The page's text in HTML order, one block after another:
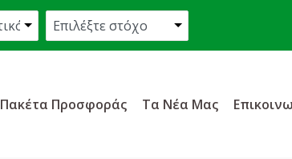
Πακέτα Προσφοράς Τα Νέα Μας